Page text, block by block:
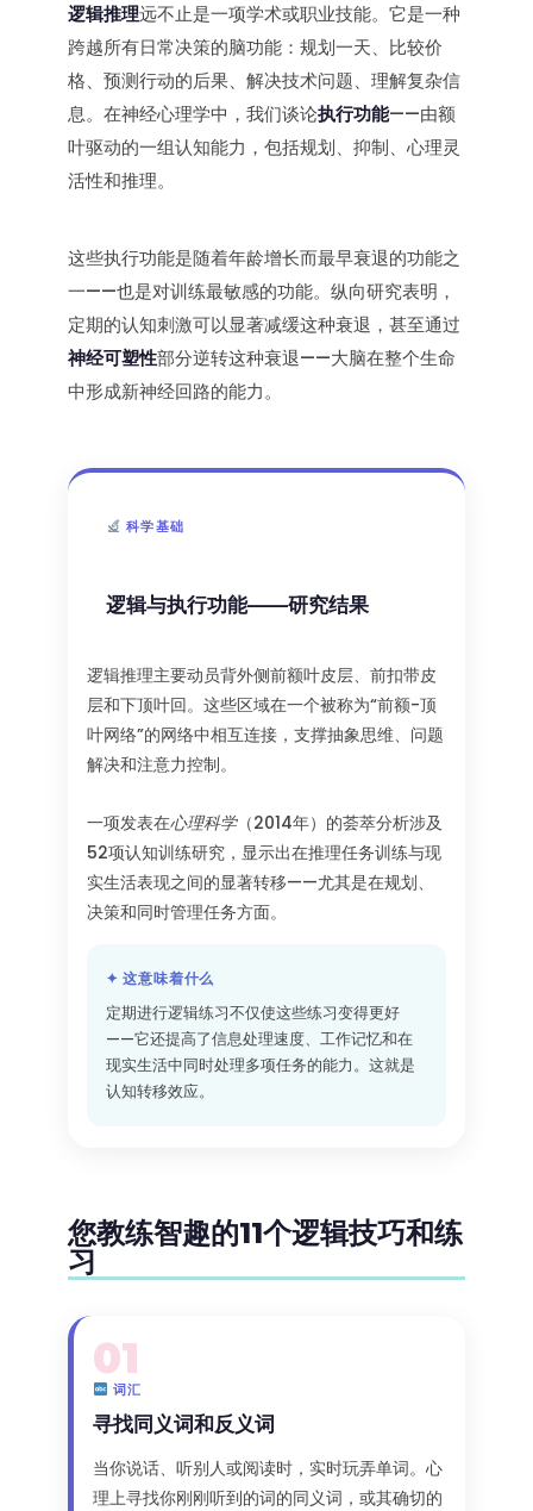
逻辑推理远不止是一项学术或职业技能。它是一种
跨越所有日常决策的脑功能：规划一天、比较价
格、预测行动的后果、解决技术问题、理解复杂信
息。在神经心理学中，我们谈论执行功能——由额
叶驱动的一组认知能力，包括规划、抑制、心理灵
活性和推理。
这些执行功能是随着年龄增长而最早衰退的功能之
一——也是对训练最敏感的功能。纵向研究表明，
定期的认知刺激可以显著减缓这种衰退，甚至通过
神经可塑性部分逆转这种衰退——大脑在整个生命
中形成新神经回路的能力。
科学基础
逻辑与执行功能——研究结果
逻辑推理主要动员背外侧前额叶皮层、前扣带皮
层和下顶叶回。这些区域在一个被称为“前额-顶
叶网络”的网络中相互连接，支撑抽象思维、问题
解决和注意力控制。
一项发表在心理科学（2014年）的荟萃分析涉及
52项认知训练研究，显示出在推理任务训练与现
实生活表现之间的显著转移——尤其是在规划、
决策和同时管理任务方面。
✦ 这意味着什么
定期进行逻辑练习不仅使这些练习变得更好
——它还提高了信息处理速度、工作记忆和在
现实生活中同时处理多项任务的能力。这就是
认知转移效应。
您教练智趣的11个逻辑技巧和练
习
01
词汇
寻找同义词和反义词
当你说话、听别人或阅读时，实时玩弄单词。心
理上寻找你刚刚听到的词的同义词，或其确切的